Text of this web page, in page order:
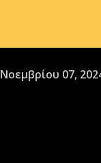
Νοεμβρίου 07,